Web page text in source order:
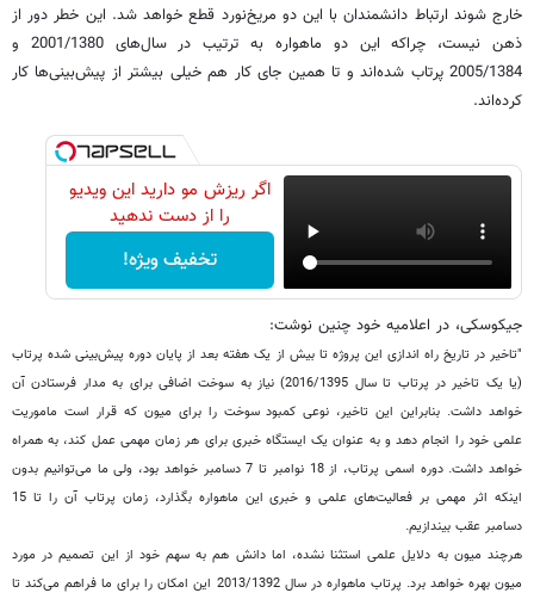
خارج شوند ارتباط دانشمندان با این دو مریخ‌نورد قطع خواهد شد. این خطر دور از
ذهن نیست، چراکه این دو ماهواره به ترتیب در سال‌های 2001/1380 و
2005/1384 پرتاب شده‌اند و تا همین جای کار هم خیلی بیشتر از پیش‌بینی‌ها کار
کرده‌اند.
اگر ریزش مو دارید این ویدیو
را از دست ندهید
تخفیف ویژه!
جیکوسکی، در اعلامیه خود چنین نوشت:
"تاخیر در تاریخ راه اندازی این پروژه تا بیش از یک هفته بعد از پایان دوره پیش‌بینی شده پرتاب
(یا یک تاخیر در پرتاب تا سال 2016/1395) نیاز به سوخت اضافی برای به مدار فرستادن آن
خواهد داشت. بنابراین این تاخیر، نوعی کمبود سوخت را برای میون که قرار است ماموریت
علمی خود را انجام دهد و به عنوان یک ایستگاه خبری برای هر زمان مهمی عمل کند، به همراه
خواهد داشت. دوره اسمی پرتاب، از 18 نوامبر تا 7 دسامبر خواهد بود، ولی ما می‌توانیم بدون
اینکه اثر مهمی بر فعالیت‌های علمی و خبری این ماهواره بگذارد، زمان پرتاب آن را تا 15
دسامبر عقب بیندازیم.
هرچند میون به دلایل علمی استثنا نشده، اما دانش هم به سهم خود از این تصمیم در مورد
میون بهره خواهد برد. پرتاب ماهواره در سال 2013/1392 این امکان را برای ما فراهم می‌کند تا